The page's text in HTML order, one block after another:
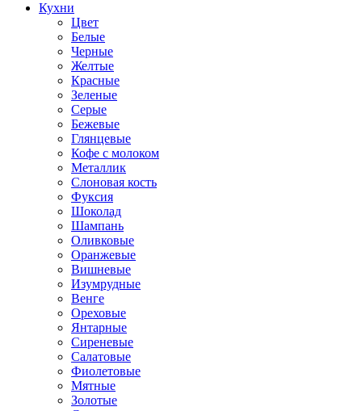
Кухни
Цвет
Белые
Черные
Желтые
Красные
Зеленые
Серые
Бежевые
Глянцевые
Кофе с молоком
Металлик
Слоновая кость
Фуксия
Шоколад
Шампань
Оливковые
Оранжевые
Вишневые
Изумрудные
Венге
Ореховые
Янтарные
Сиреневые
Салатовые
Фиолетовые
Мятные
Золотые